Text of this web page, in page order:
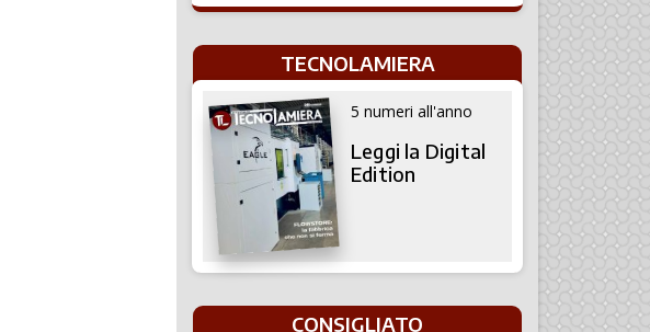
TECNOLAMIERA
5 numeri all'anno
Leggi la Digital
Edition
CONSIGLIATO